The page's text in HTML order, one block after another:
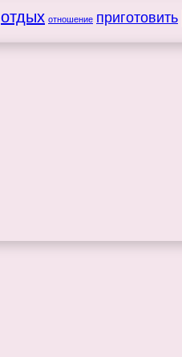
отдых отношение приготовить